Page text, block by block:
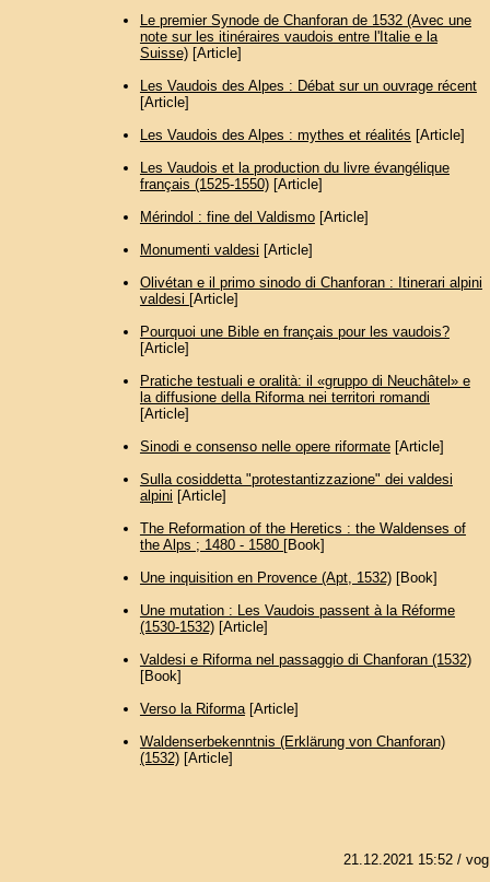
Le premier Synode de Chanforan de 1532 (Avec une
note sur les itinéraires vaudois entre l'Italie e la
Suisse)[Article]
Les Vaudois des Alpes : Débat sur un ouvrage récent
[Article]
Les Vaudois des Alpes : mythes et réalités [Article]
Les Vaudois et la production du livre évangélique
français (1525-1550)[Article]
Mérindol : fine del Valdismo[Article]
Monumenti valdesi [Article]
Olivétan e il primo sinodo di Chanforan : Itinerari alpini
valdesi [Article]
Pourquoi une Bible en français pour les vaudois?
[Article]
Pratiche testuali e oralità: il «gruppo di Neuchâtel» e
la diffusione della Riforma nei territori romandi
[Article]
Sinodi e consenso nelle opere riformate[Article]
Sulla cosiddetta "protestantizzazione" dei valdesi
alpini [Article]
The Reformation of the Heretics : the Waldenses of
the Alps ; 1480 - 1580 [Book]
Une inquisition en Provence (Apt, 1532)[Book]
Une mutation : Les Vaudois passent à la Réforme
(1530-1532)[Article]
Valdesi e Riforma nel passaggio di Chanforan (1532)
[Book]
Verso la Riforma[Article]
Waldenserbekenntnis (Erklärung von Chanforan)
(1532)[Article]
21.12.2021 15:52/ vog